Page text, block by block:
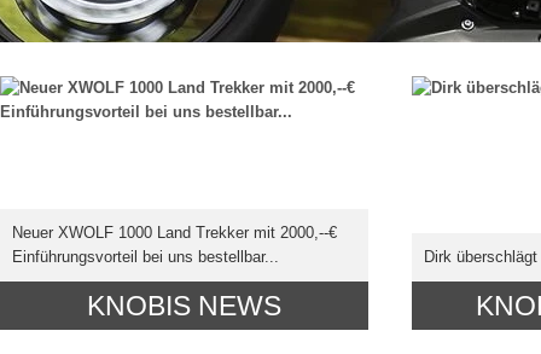
Neuer XWOLF 1000 Land Trekker mit 2000,--€
Einführungsvorteil bei uns bestellbar...
KNOBIS NEWS
Dirk